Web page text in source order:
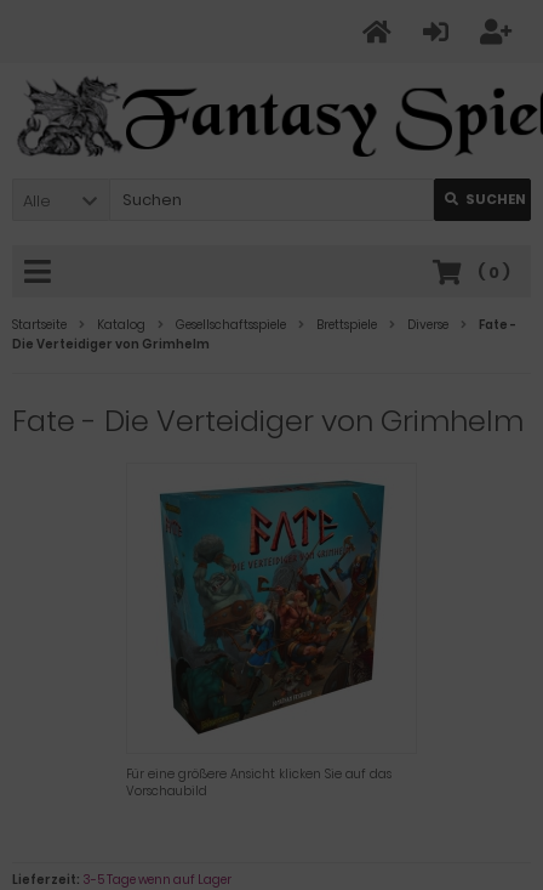
Alle SUCHEN
( 0 )
Startseite Katalog Gesellschaftsspiele Brettspiele Diverse
Fate -
Die Verteidiger von Grimhelm
Fate - Die Verteidiger von Grimhelm
Für eine größere Ansicht klicken Sie auf das
Vorschaubild
Lieferzeit: 3-5 Tage wenn auf Lager